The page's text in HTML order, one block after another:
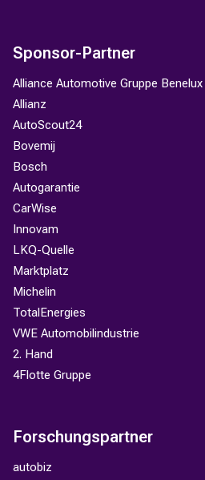
Sponsor-Partner
Alliance Automotive Gruppe Benelux
Allianz
AutoScout24
Bovemij
Bosch
Autogarantie
CarWise
Innovam
LKQ-Quelle
Marktplatz
Michelin
TotalEnergies
VWE Automobilindustrie
2. Hand
4Flotte Gruppe
Forschungspartner
autobiz